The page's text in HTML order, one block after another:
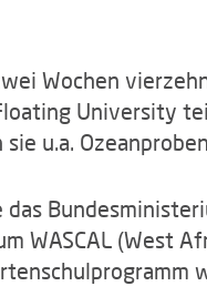
Wochen
University
u.a.
WASCAL (West